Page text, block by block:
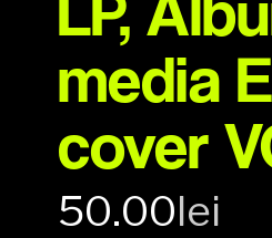
media
cover
50.00lei